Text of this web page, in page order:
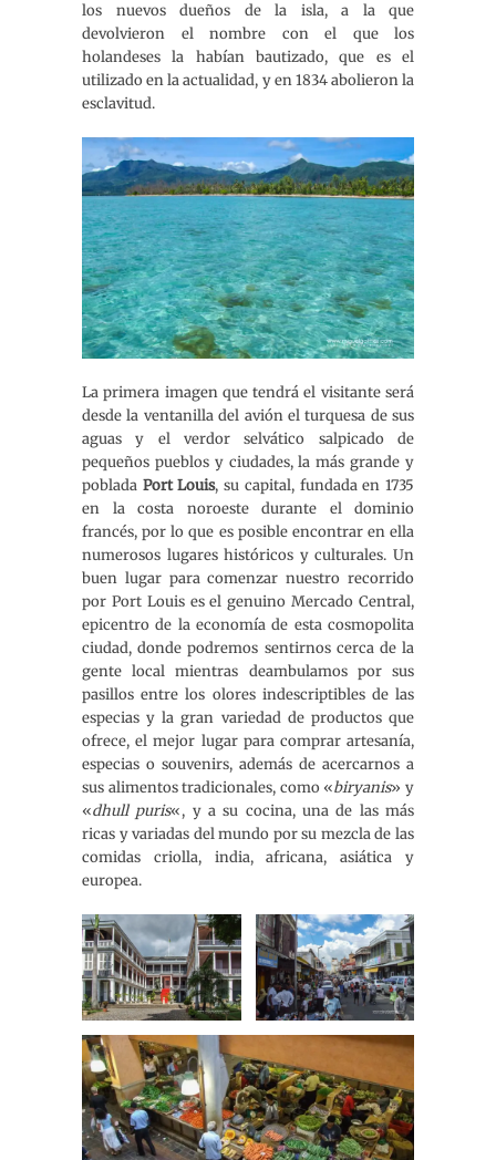
los nuevos dueños de la isla, a la que
devolvieron el nombre con el que los
holandeses la habían bautizado, que es el
utilizado en la actualidad, y en 1834 abolieron la
esclavitud.
La primera imagen que tendrá el visitante será
desde la ventanilla del avión el turquesa de sus
aguas y el verdor selvático salpicado de
pequeños pueblos y ciudades, la más grande y
poblada Port Louis, su capital, fundada en 1735
en la costa noroeste durante el dominio
francés, por lo que es posible encontrar en ella
numerosos lugares históricos y culturales. Un
buen lugar para comenzar nuestro recorrido
por Port Louis es el genuino Mercado Central,
epicentro de la economía de esta cosmopolita
ciudad, donde podremos sentirnos cerca de la
gente local mientras deambulamos por sus
pasillos entre los olores indescriptibles de las
especias y la gran variedad de productos que
ofrece, el mejor lugar para comprar artesanía,
especias o souvenirs, además de acercarnos a
sus alimentos tradicionales, como «biryanis» y
«dhull puris«, y a su cocina, una de las más
ricas y variadas del mundo por su mezcla de las
comidas criolla, india, africana, asiática y
europea.